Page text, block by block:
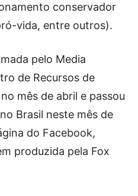
conservador
vida, entre outros).
pelo Media
de Recursos de
mês de abril e passou
Brasil neste mês de
do Facebook,
produzida pela Fox